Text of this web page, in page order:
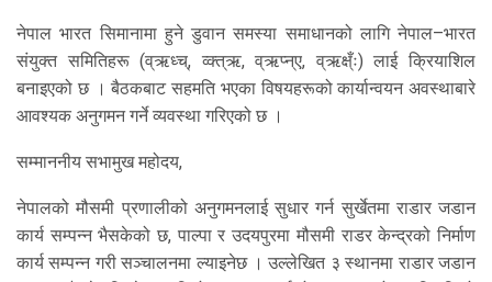
नेपाल भारत सिमानामा हुने डुवान समस्या समाधानको लागि नेपाल–भारत
संयुक्त समितिहरू (व्ऋध्च्, व्क्त्ऋ, व्ऋप्न्ए, व्ऋक्ष्ँः) लाई क्रियाशिल
बनाइएको छ । बैठकबाट सहमति भएका विषयहरूको कार्यान्वयन अवस्थाबारे
आवश्यक अनुगमन गर्ने व्यवस्था गरिएको छ ।
सम्माननीय सभामुख महोदय,
नेपालको मौसमी प्रणालीको अनुगमनलाई सुधार गर्न सुर्खेतमा राडार जडान
कार्य सम्पन्न भैसकेको छ, पाल्पा र उदयपुरमा मौसमी राडर केन्द्रको निर्माण
कार्य सम्पन्न गरी सञ्चालनमा ल्याइनेछ । उल्लेखित ३ स्थानमा राडार जडान